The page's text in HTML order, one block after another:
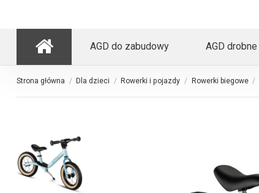
AGD do zabudowy AGD drobne
Strona główna Dla dzieci Rowerki i pojazdy Rowerki biegowe